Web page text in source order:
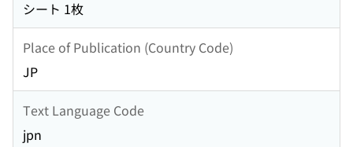
シート 1枚
Place of Publication (Country Code)
JP
Text Language Code
jpn